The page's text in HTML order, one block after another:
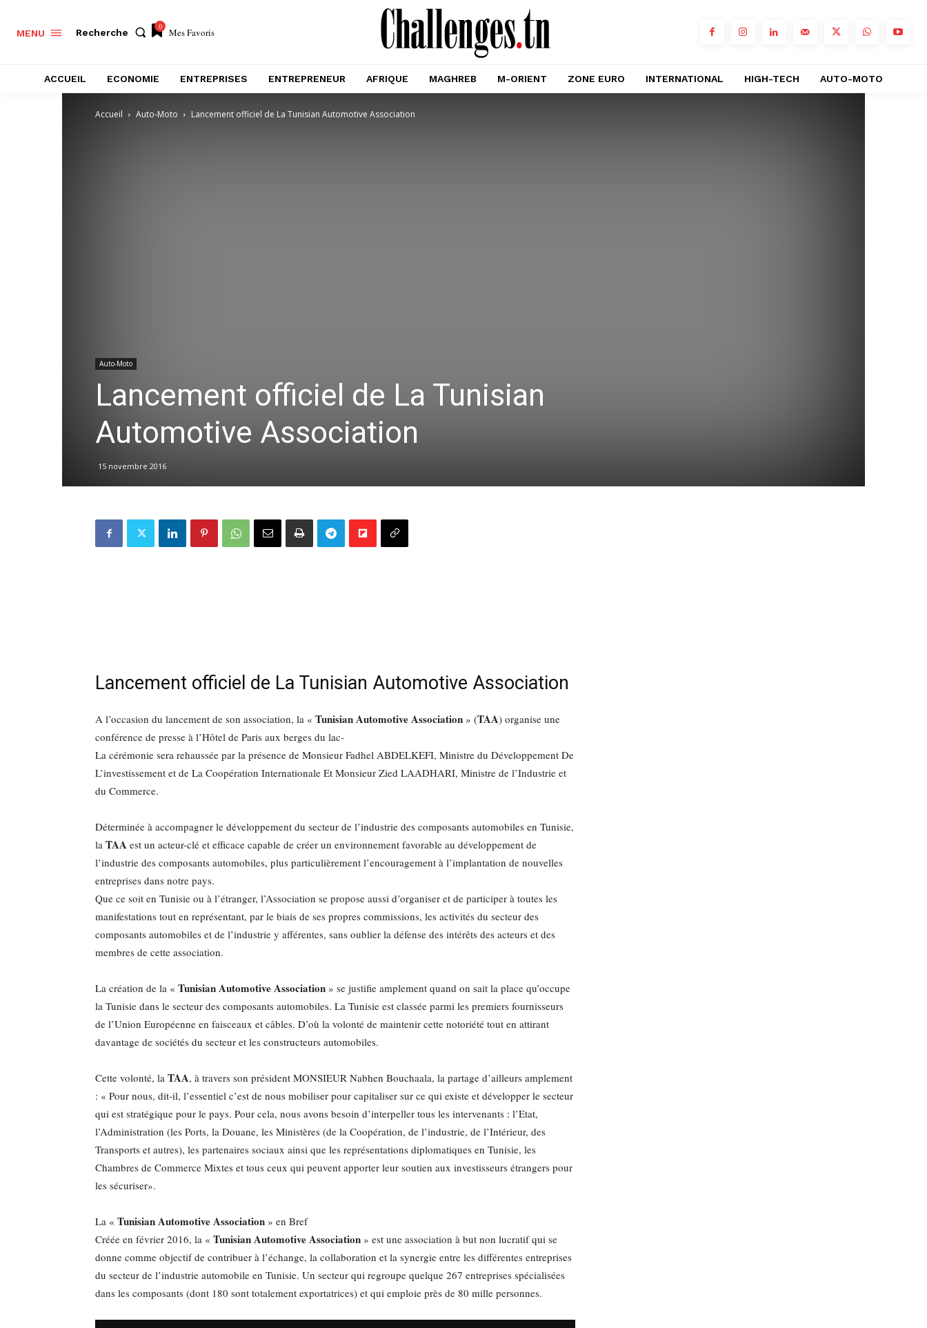
MENU Recherche
0 Mes Favoris
ACCUEIL ECONOMIE ENTREPRISES ENTREPRENEUR AFRIQUE MAGHREB M-ORIENT ZONE EURO INTERNATIONAL HIGH-TECH AUTO-MOTO
Accueil Auto-Moto Lancement officiel de La Tunisian Automotive Association
Auto-Moto
Lancement officiel de La Tunisian
Automotive Association
15 novembre 2016
Lancement officiel de La Tunisian Automotive Association
A l’occasion du lancement de son association, la « Tunisian Automotive Association » (TAA) organise une
conférence de presse à l’Hôtel de Paris aux berges du lac-
La cérémonie sera rehaussée par la présence de Monsieur Fadhel ABDELKEFI, Ministre du Développement De
L’investissement et de La Coopération Internationale Et Monsieur Zied LAADHARI, Ministre de l’Industrie et
du Commerce.
Déterminée à accompagner le développement du secteur de l’industrie des composants automobiles en Tunisie,
la TAA est un acteur-clé et efficace capable de créer un environnement favorable au développement de
l’industrie des composants automobiles, plus particulièrement l’encouragement à l’implantation de nouvelles
entreprises dans notre pays.
Que ce soit en Tunisie ou à l’étranger, l’Association se propose aussi d’organiser et de participer à toutes les
manifestations tout en représentant, par le biais de ses propres commissions, les activités du secteur des
composants automobiles et de l’industrie y afférentes, sans oublier la défense des intérêts des acteurs et des
membres de cette association.
La création de la « Tunisian Automotive Association » se justifie amplement quand on sait la place qu’occupe
la Tunisie dans le secteur des composants automobiles. La Tunisie est classée parmi les premiers fournisseurs
de l’Union Européenne en faisceaux et câbles. D’où la volonté de maintenir cette notoriété tout en attirant
davantage de sociétés du secteur et les constructeurs automobiles.
Cette volonté, la TAA, à travers son président MONSIEUR Nabhen Bouchaala, la partage d’ailleurs amplement
: « Pour nous, dit-il, l’essentiel c’est de nous mobiliser pour capitaliser sur ce qui existe et développer le secteur
qui est stratégique pour le pays. Pour cela, nous avons besoin d’interpeller tous les intervenants : l’Etat,
l’Administration (les Ports, la Douane, les Ministères (de la Coopération, de l’industrie, de l’Intérieur, des
Transports et autres), les partenaires sociaux ainsi que les représentations diplomatiques en Tunisie, les
Chambres de Commerce Mixtes et tous ceux qui peuvent apporter leur soutien aux investisseurs étrangers pour
les sécuriser».
La « Tunisian Automotive Association » en Bref
Créée en février 2016, la « Tunisian Automotive Association » est une association à but non lucratif qui se
donne comme objectif de contribuer à l’échange, la collaboration et la synergie entre les différentes entreprises
du secteur de l’industrie automobile en Tunisie. Un secteur qui regroupe quelque 267 entreprises spécialisées
dans les composants (dont 180 sont totalement exportatrices) et qui emploie près de 80 mille personnes.